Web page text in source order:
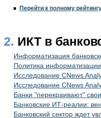
Перейти к полному
2. ИКТ в
Информатизация
Политика
Исследование СNews
Исследование СNews
Банки "перекраивают"
Банковские ИТ-реалии:
Банковский сектор ждет